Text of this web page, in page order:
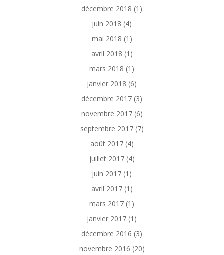
décembre 2018 (1)
juin 2018 (4)
mai 2018 (1)
avril 2018 (1)
mars 2018 (1)
janvier 2018 (6)
décembre 2017 (3)
novembre 2017(6)
septembre 2017(7)
août 2017(4)
juillet 2017(4)
juin 2017 (1)
avril 2017(1)
mars 2017 (1)
janvier 2017 (1)
décembre 2016 (3)
novembre 2016 (20)